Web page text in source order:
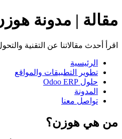
مقالة | مدونة
اقرأ أحدث مقالاتنا عن التقنية
الرئيسية
تطوير التطبيقات والمواقع
حلول Odoo ERP
المدونة
تواصل معنا
من هي هوزن؟